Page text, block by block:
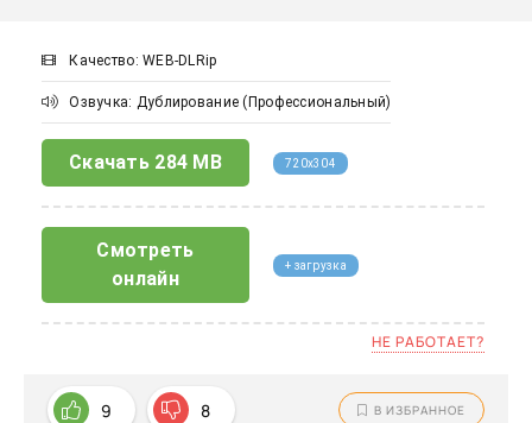
Качество: WEB-DLRip
Озвучка: Дублирование (Профессиональный)
Скачать 284 MB 720x304
Смотреть
онлайн
+ загрузка
НЕ РАБОТАЕТ?
9 8 В ИЗБРАННОЕ